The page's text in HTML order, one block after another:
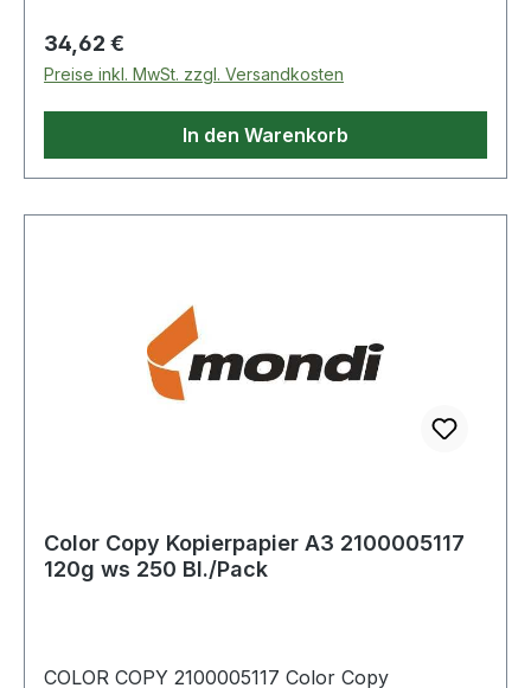
Geräteschonung. Von allen Geräteherstellern
empfohlen.
Regulärer Preis:
34,62 €
Preise inkl. MwSt. zzgl. Versandkosten
In den Warenkorb
Color Copy Kopierpapier A3 2100005117
120g ws 250 Bl./Pack
COLOR COPY 2100005117 Color Copy